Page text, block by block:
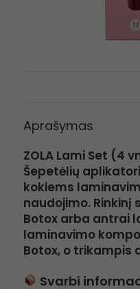
Aprašymas
ZOLA Lami Set (4
Šepetėlių
kokiems
naudojimo.
Botox arba antrai
laminavimo
Botox, o trikampis
Svarbi